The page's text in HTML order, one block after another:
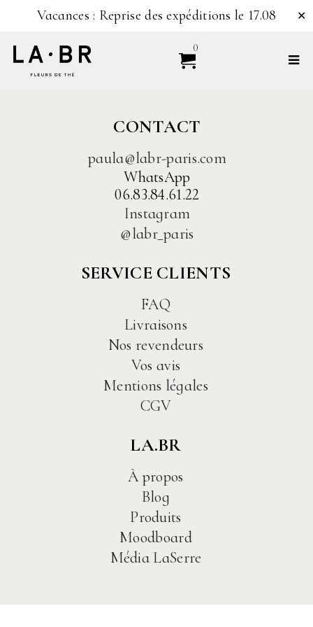
Vacances : Reprise des expéditions le 17.08 ✕
0
CONTACT
paula@labr-paris.com
WhatsApp
06.83.84.61.22
Instagram
@labr_paris
SERVICE CLIENTS
FAQ
Livraisons
Nos revendeurs
Vos avis
Mentions légales
CGV
LA.BR
À propos
Blog
Produits
Moodboard
Média LaSerre